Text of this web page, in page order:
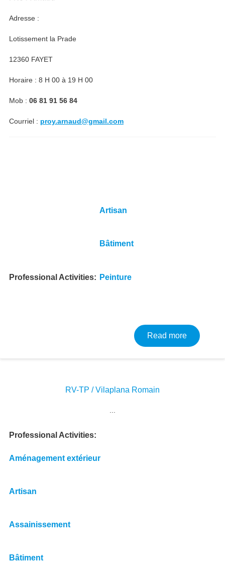
Adresse :
Lotissement la Prade
12360 FAYET
Horaire : 8 H 00 à 19 H 00
Mob : 06 81 91 56 84
Courriel : proy.arnaud@gmail.com
Professional Activities
Artisan
Bâtiment
Peinture
Read moreabout
RV-TP / Vilaplana Romain
Professional Activities
Aménagement extérieur
Artisan
Assainissement
Bâtiment